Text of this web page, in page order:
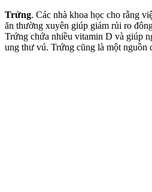
Trứng. Các nhà khoa học cho rằng
ăn thường xuyên giúp giảm rủi ro
Trứng chứa nhiều vitamin D và giúp
ung thư v‌ú. Trứng cũng là một nguồn